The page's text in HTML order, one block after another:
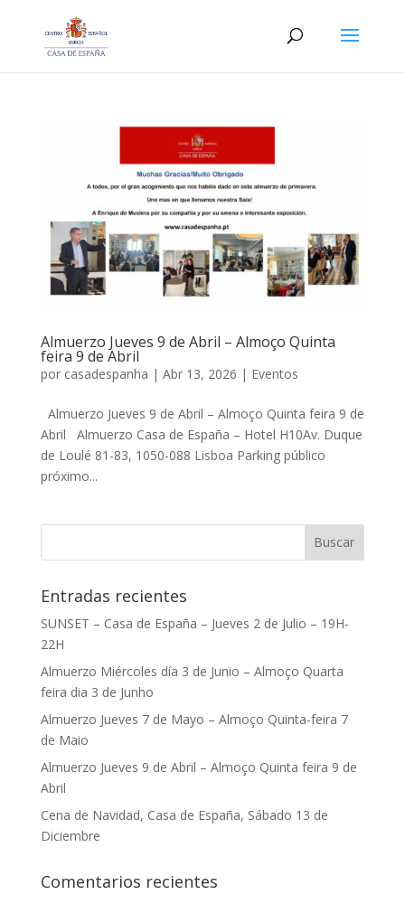
Almuerzo Jueves 9 de Abril – Almoço Quinta
feira 9 de Abril
por casadespanha | Abr 13, 2026 | Eventos
Almuerzo Jueves 9 de Abril – Almoço Quinta feira 9 de
Abril Almuerzo Casa de España – Hotel H10Av. Duque
de Loulé 81-83, 1050-088 Lisboa Parking público
próximo...
Entradas recientes
SUNSET – Casa de España – Jueves 2 de Julio – 19H-
22H
Almuerzo Miércoles día 3 de Junio – Almoço Quarta
feira dia 3 de Junho
Almuerzo Jueves 7 de Mayo – Almoço Quinta-feira 7
de Maio
Almuerzo Jueves 9 de Abril – Almoço Quinta feira 9 de
Abril
Cena de Navidad, Casa de España, Sábado 13 de
Diciembre
Comentarios recientes